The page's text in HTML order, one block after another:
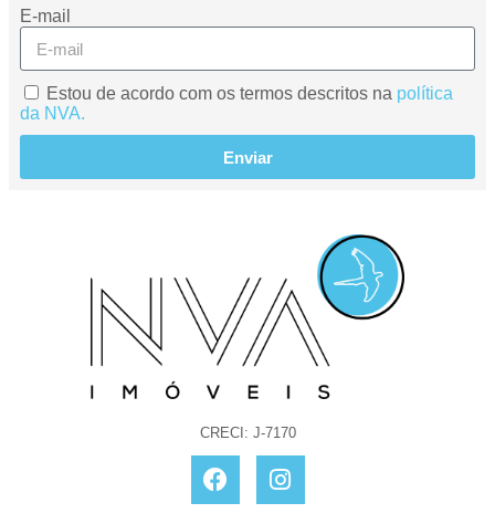
E-mail
Estou de acordo com os termos descritos na política
da NVA.
Enviar
CRECI: J-7170